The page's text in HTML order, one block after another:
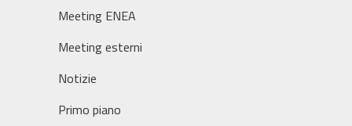
Meeting ENEA
Meeting esterni
Notizie
Primo piano